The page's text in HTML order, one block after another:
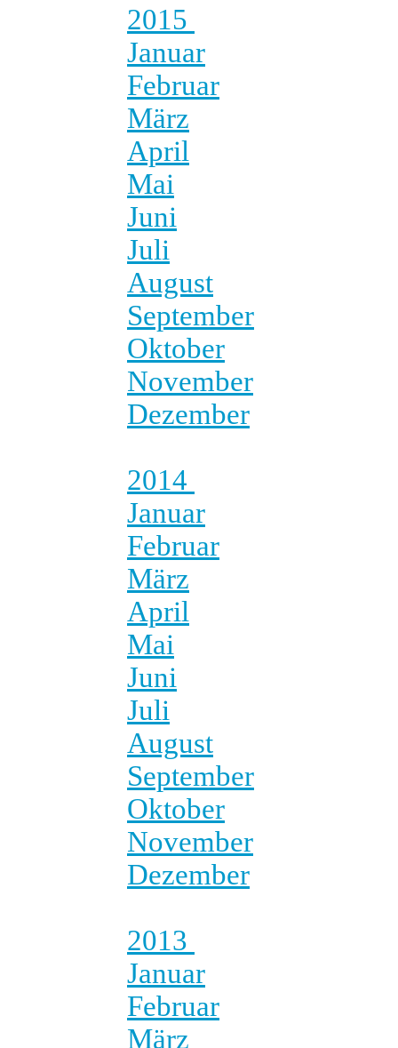
2015
Januar
Februar
März
April
Mai
Juni
Juli
August
September
Oktober
November
Dezember
2014
Januar
Februar
März
April
Mai
Juni
Juli
August
September
Oktober
November
Dezember
2013
Januar
Februar
März